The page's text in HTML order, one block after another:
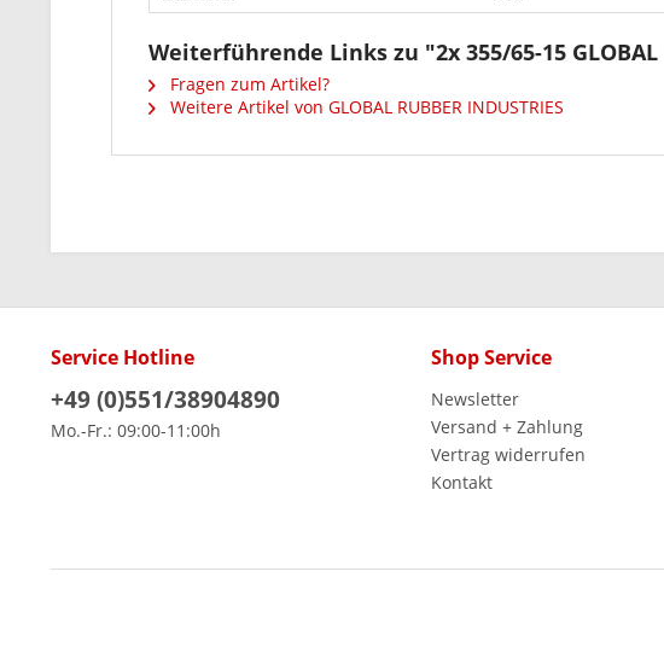
Weiterführende Links zu "2x 355/65-15 GLOBAL
Fragen zum Artikel?
Weitere Artikel von GLOBAL RUBBER INDUSTRIES
Service Hotline
+49 (0)551/38904890
Mo.-Fr.: 09:00-11:00h
Shop Service
Newsletter
Versand + Zahlung
Vertrag widerrufen
Kontakt